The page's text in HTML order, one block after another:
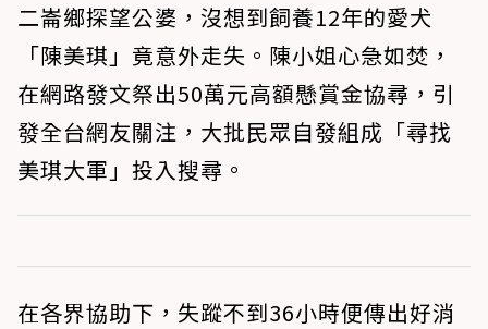
二崙鄉探望公婆，沒想到飼養12年的愛犬
「陳美琪」竟意外走失。陳小姐心急如焚，
在網路發文祭出50萬元高額懸賞金協尋，引
發全台網友關注，大批民眾自發組成「尋找
美琪大軍」投入搜尋。
在各界協助下，失蹤不到36小時便傳出好消